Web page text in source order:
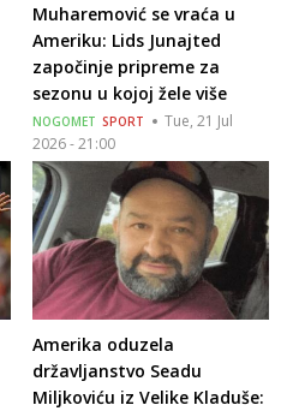
Muharemović se vraća u
Ameriku: Lids Junajted
započinje pripreme za
sezonu u kojoj žele više
NOGOMET SPORT
Tue, 21 Jul
2026 - 21:00
Amerika oduzela
državljanstvo Seadu
Miljkoviću iz Velike Kladuše: